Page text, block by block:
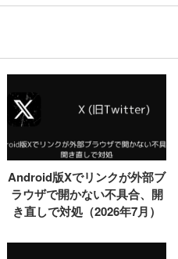
Android版Xでリンクが外部ブ
ラウザで開かない不具合、開
き直しで対処（2026年7月）